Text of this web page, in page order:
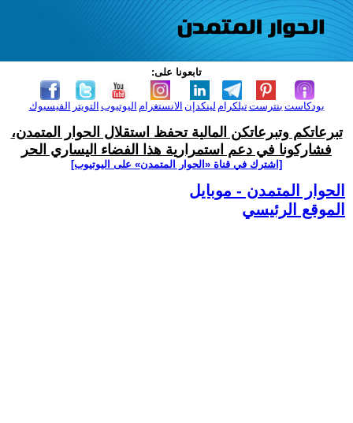
تابعونا على:
الفيسبوك التويتر اليوتيوب الانستغرام لينكدإن تيلكرامبنترست بودكاست
تبرعاتكم وتبرعاتكن المالية تحفظ استقلال الحوار المتمدن،
فشاركونا في دعم استمرارية هذا الفضاء اليساري الحر
[اشترك في قناة ‫«الحوار المتمدن» على اليوتيوب]
الحوار المتمدن - موبايل
الموقع الرئيسي